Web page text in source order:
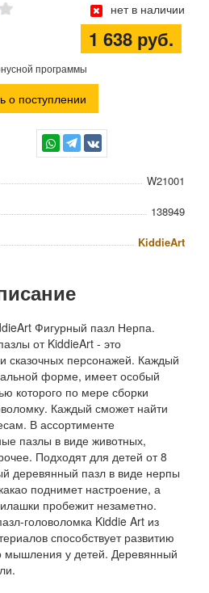
нет в наличии
1 638 руб.
программы
о поступлении
TG
W21001
138949
KiddieArt
Фигурный пазл Нерпа.
от KiddieArt - это
сказочных персонажей. Каждый
форме, имеет особый
которого по мере сборки
Каждый сможет найти
В ассортименте
пазлы в виде животных,
Подходят для детей от 8
деревянный пазл в виде нерпы
поднимет настроение, а
пробежит незаметно.
головоломка Kiddie Art из
способствует развитию
мышления у детей. Деревянный